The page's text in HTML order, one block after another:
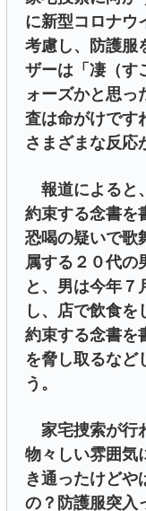
に新型コロナウ
考慮し、防護服
ザーは「凄（す
ォーズかと思っ
査は命がけです
さまざまな反応
報道によると
約束する念書を
恐喝の疑いで歌
属する２０代の
と、男は今年７
し、店で飲食を
約束する念書を
を脅し取るなど
う。
家宅捜索が行
物々しい雰囲気
き通ったけどや
の？防護服突入